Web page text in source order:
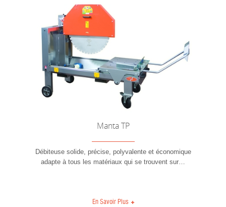
Manta TP
Débiteuse solide, précise, polyvalente et économique
adapte à tous les matériaux qui se trouvent sur
En Savoir Plus